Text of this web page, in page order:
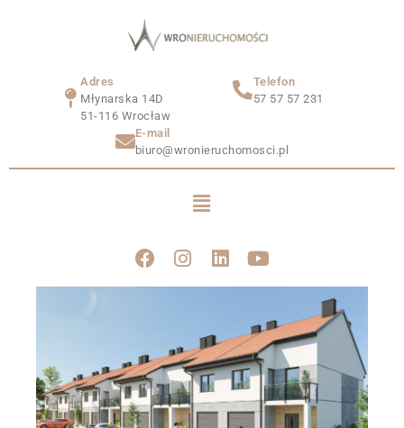
Adres
Młynarska 14D
51-116 Wrocław
Telefon
57 57 57 231
E-mail
biuro@wronieruchomosci.pl